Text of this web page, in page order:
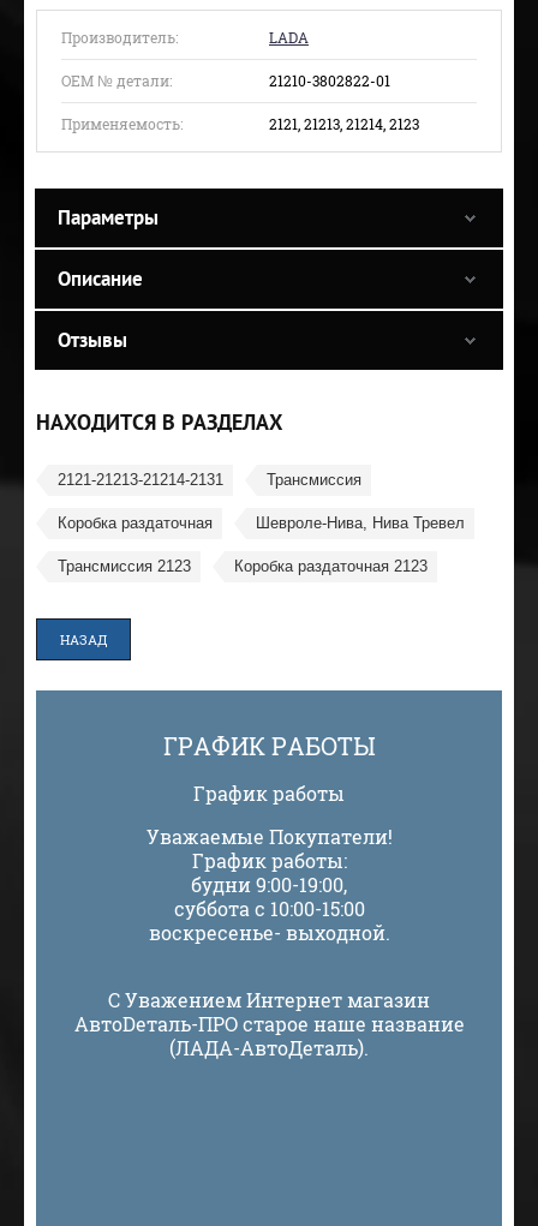
Производитель: LADA
ОЕМ № детали: 21210-3802822-01
Применяемость: 2121, 21213, 21214, 2123
Параметры
Описание
Отзывы
НАХОДИТСЯ В РАЗДЕЛАХ
2121-21213-21214-2131 Трансмиссия
Коробка раздаточная Шевроле-Нива, Нива Тревел
Трансмиссия 2123 Коробка раздаточная 2123
НАЗАД
ГРАФИК РАБОТЫ
График работы
Уважаемые Покупатели!
График работы:
будни 9:00-19:00,
суббота с 10:00-15:00
воскресенье- выходной.
С Уважением Интернет магазин
АвтоDеталь-ПРО старое наше название
(ЛАДА-АвтоДеталь).